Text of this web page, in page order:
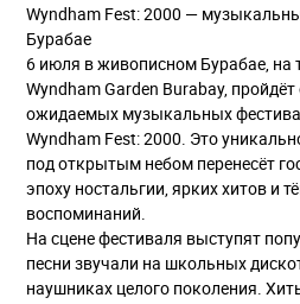
Wyndham Fest: 2000 —
Бурабае
6 июля в живописном Бурабае, на
Wyndham Garden Burabay,
ожидаемых музыкальных
Wyndham Fest: 2000. Это
под открытым небом перенесёт
эпоху ностальгии, ярких хитов и
воспоминаний.
На сцене фестиваля выступят
песни звучали на школьных
наушниках целого поколения.